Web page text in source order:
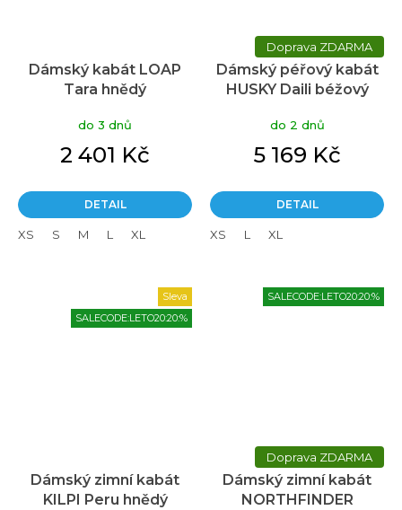
Dámský kabát LOAP
Tara hnědý
do 3 dnů
2 401 Kč
DETAIL
XS S M L XL
ZDARMA
Dámský péřový kabát
HUSKY Daili béžový
do 2 dnů
5 169 Kč
DETAIL
XS L XL
Sleva
SALECODE:LETO20:20:%
Dámský zimní kabát
KILPI Peru hnědý
SALECODE:LETO20:20:%
ZDARMA
Dámský zimní kabát
NORTHFINDER